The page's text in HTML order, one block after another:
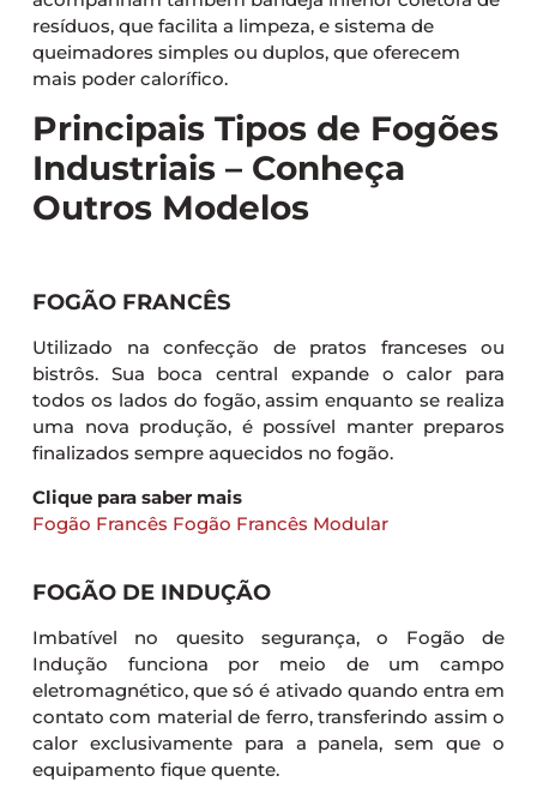
resíduos, que facilita a limpeza, e sistema de
queimadores simples ou duplos, que oferecem
mais poder calorífico.
Principais Tipos de Fogões
Industriais – Conheça
Outros Modelos
FOGÃO FRANCÊS
Utilizado na confecção de pratos franceses ou
bistrôs. Sua boca central expande o calor para
todos os lados do fogão, assim enquanto se realiza
uma nova produção, é possível manter preparos
finalizados sempre aquecidos no fogão.
Clique para saber mais
Fogão Francês Fogão Francês Modular
FOGÃO DE INDUÇÃO
Imbatível no quesito segurança, o Fogão de
Indução funciona por meio de um campo
eletromagnético, que só é ativado quando entra em
contato com material de ferro, transferindo assim o
calor exclusivamente para a panela, sem que o
equipamento fique quente.